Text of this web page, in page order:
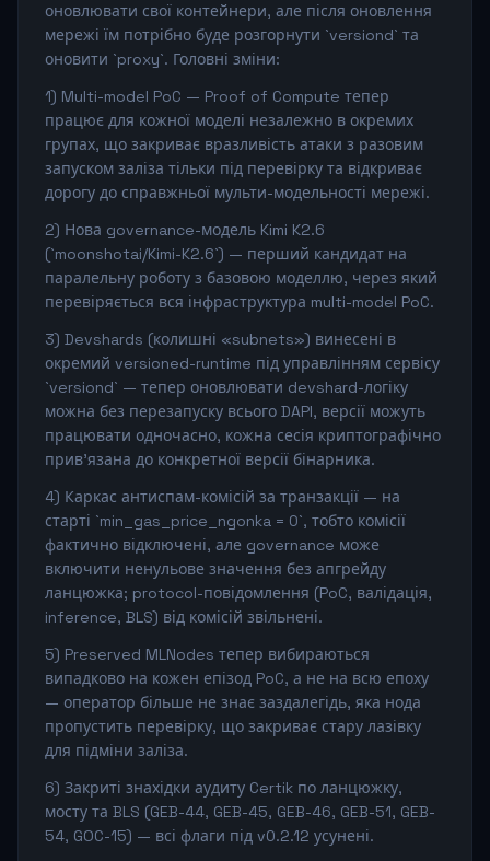
оновлювати свої контейнери, але після оновлення
мережі їм потрібно буде розгорнути `versiond` та
оновити `proxy`. Головні зміни:
1) Multi-model PoC — Proof of Compute тепер
працює для кожної моделі незалежно в окремих
групах, що закриває вразливість атаки з разовим
запуском заліза тільки під перевірку та відкриває
дорогу до справжньої мульти-модельності мережі.
2) Нова governance-модель Kimi K2.6
(`moonshotai/Kimi-K2.6`) — перший кандидат на
паралельну роботу з базовою моделлю, через який
перевіряється вся інфраструктура multi-model PoC.
3) Devshards (колишні «subnets») винесені в
окремий versioned-runtime під управлінням сервісу
`versiond` — тепер оновлювати devshard-логіку
можна без перезапуску всього DAPI, версії можуть
працювати одночасно, кожна сесія криптографічно
прив'язана до конкретної версії бінарника.
4) Каркас антиспам-комісій за транзакції — на
старті `min_gas_price_ngonka = 0`, тобто комісії
фактично відключені, але governance може
включити ненульове значення без апгрейду
ланцюжка; protocol-повідомлення (PoC, валідація,
inference, BLS) від комісій звільнені.
5) Preserved MLNodes тепер вибираються
випадково на кожен епізод PoC, а не на всю епоху
— оператор більше не знає заздалегідь, яка нода
пропустить перевірку, що закриває стару лазівку
для підміни заліза.
6) Закриті знахідки аудиту Certik по ланцюжку,
мосту та BLS (GEB-44, GEB-45, GEB-46, GEB-51, GEB-
54, GOC-15) — всі флаги під v0.2.12 усунені.